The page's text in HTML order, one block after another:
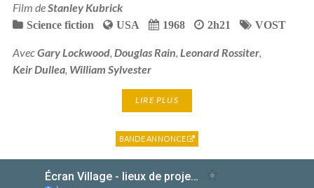
Film deStanley Kubrick
Science fiction USA 1968 2h21 VOST
AvecGary Lockwood, Douglas Rain, Leonard Rossiter,
Keir Dullea, William Sylvester
LIRE PLUS
BANDE ANNONCE